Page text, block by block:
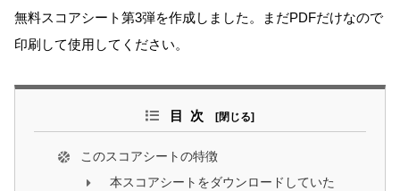
無料スコアシート第3弾を作成しました。まだPDFだけなので
印刷して使用してください。
目次
このスコアシートの特徴
本スコアシートをダウンロードしていた